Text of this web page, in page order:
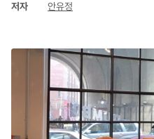
저자 안유정